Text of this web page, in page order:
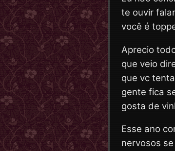
te ouvir
você é
Aprecio
que veio
que vc
gente fica
gosta de
Esse ano
nervosos